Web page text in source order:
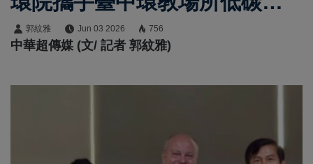
行推廣永續綠色旅遊
郭紋雅 Jun 03 2026 756
中華超傳媒 (文/ 記者 郭紋雅)